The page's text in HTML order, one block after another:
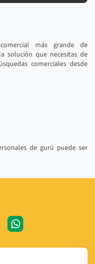
más grande de
solución que necesitas de
comerciales desde
de gurú puede ser